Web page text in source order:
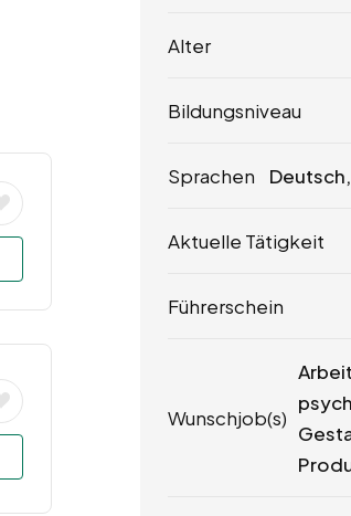
Alter
Bildungsniveau
Sprachen
Aktuelle Tätigkeit
Führerschein
Wunschjob(s)